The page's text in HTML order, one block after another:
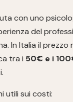
con uno
del
In Italia il prezzo
tra i 50€ e i
utili sui costi: